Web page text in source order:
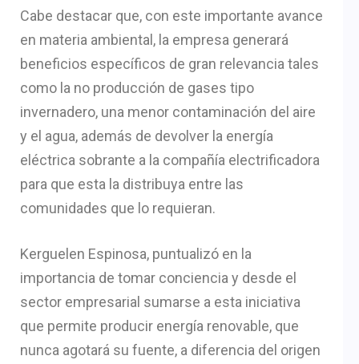
Cabe destacar que, con este importante avance
en materia ambiental, la empresa generará
beneficios específicos de gran relevancia tales
como la no producción de gases tipo
invernadero, una menor contaminación del aire
y el agua, además de devolver la energía
eléctrica sobrante a la compañía electrificadora
para que esta la distribuya entre las
comunidades que lo requieran.
Kerguelen Espinosa, puntualizó en la
importancia de tomar conciencia y desde el
sector empresarial sumarse a esta iniciativa
que permite producir energía renovable, que
nunca agotará su fuente, a diferencia del origen